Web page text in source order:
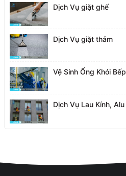
Dịch Vụ giặt ghế
Dịch Vụ giặt thảm
Vệ Sinh Ống Khói Bếp
Dịch Vụ Lau Kính, Alu